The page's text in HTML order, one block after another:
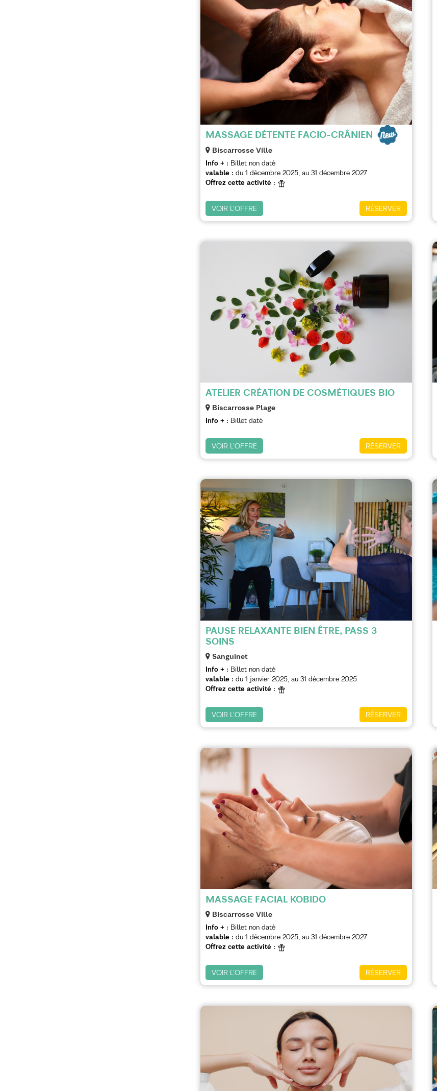
MASSAGE DÉTENTE FACIO-CRÂNIEN
Biscarrosse Ville
Info + : Billet non daté
valable : du 1 décembre 2025 au 31 décembre 2027
Offrez cette activité :
RÉSERVER
VOIR L'OFFRE
ATELIER CRÉATION DE COSMÉTIQUES BIO
Biscarrosse Plage
Info + : Billet daté
RÉSERVER
VOIR L'OFFRE
PAUSE RELAXANTE BIEN ÊTRE, PASS 3
SOINS
Sanguinet
Info + : Billet non daté
valable : du 1 janvier 2025 au 31 décembre 2025
Offrez cette activité :
RÉSERVER
VOIR L'OFFRE
MASSAGE FACIAL KOBIDO
Biscarrosse Ville
Info + : Billet non daté
valable : du 1 décembre 2025 au 31 décembre 2027
Offrez cette activité :
RÉSERVER
VOIR L'OFFRE